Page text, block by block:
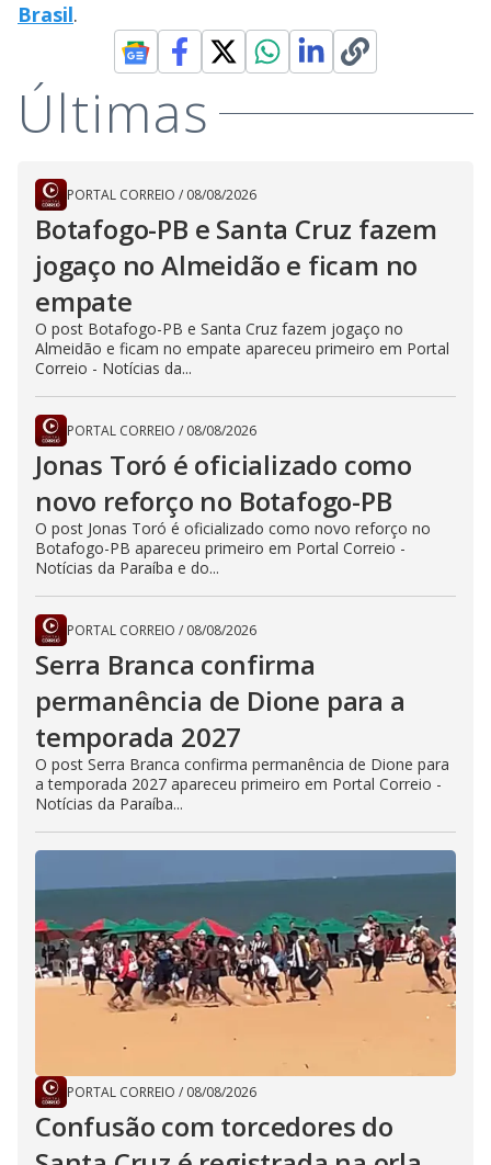
Brasil.
Últimas
PORTAL CORREIO / 08/08/2026
Botafogo-PB e Santa Cruz fazem
jogaço no Almeidão e ficam no
empate
O post Botafogo-PB e Santa Cruz fazem jogaço no
Almeidão e ficam no empate apareceu primeiro em Portal
Correio - Notícias da...
PORTAL CORREIO / 08/08/2026
Jonas Toró é oficializado como
novo reforço no Botafogo-PB
O post Jonas Toró é oficializado como novo reforço no
Botafogo-PB apareceu primeiro em Portal Correio -
Notícias da Paraíba e do...
PORTAL CORREIO / 08/08/2026
Serra Branca confirma
permanência de Dione para a
temporada 2027
O post Serra Branca confirma permanência de Dione para
a temporada 2027 apareceu primeiro em Portal Correio -
Notícias da Paraíba...
PORTAL CORREIO / 08/08/2026
Confusão com torcedores do